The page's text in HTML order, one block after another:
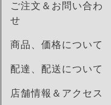
ご注文＆お問い合わ
せ
商品、価格について
配達、配送について
店舗情報＆アクセス